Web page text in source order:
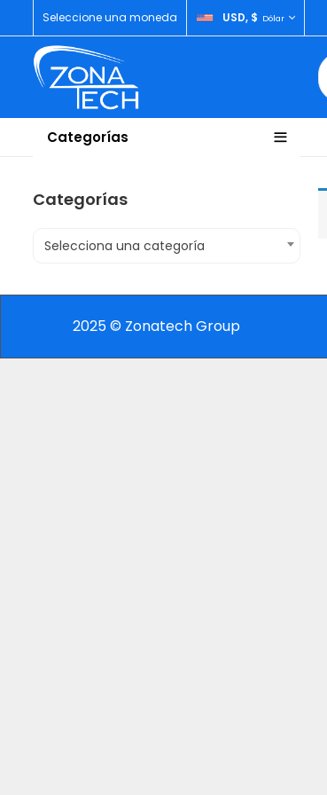
Seleccione una moneda USD, $ Dólar
Categorías
Categorías
Selecciona una categoría
2025 © Zonatech Group